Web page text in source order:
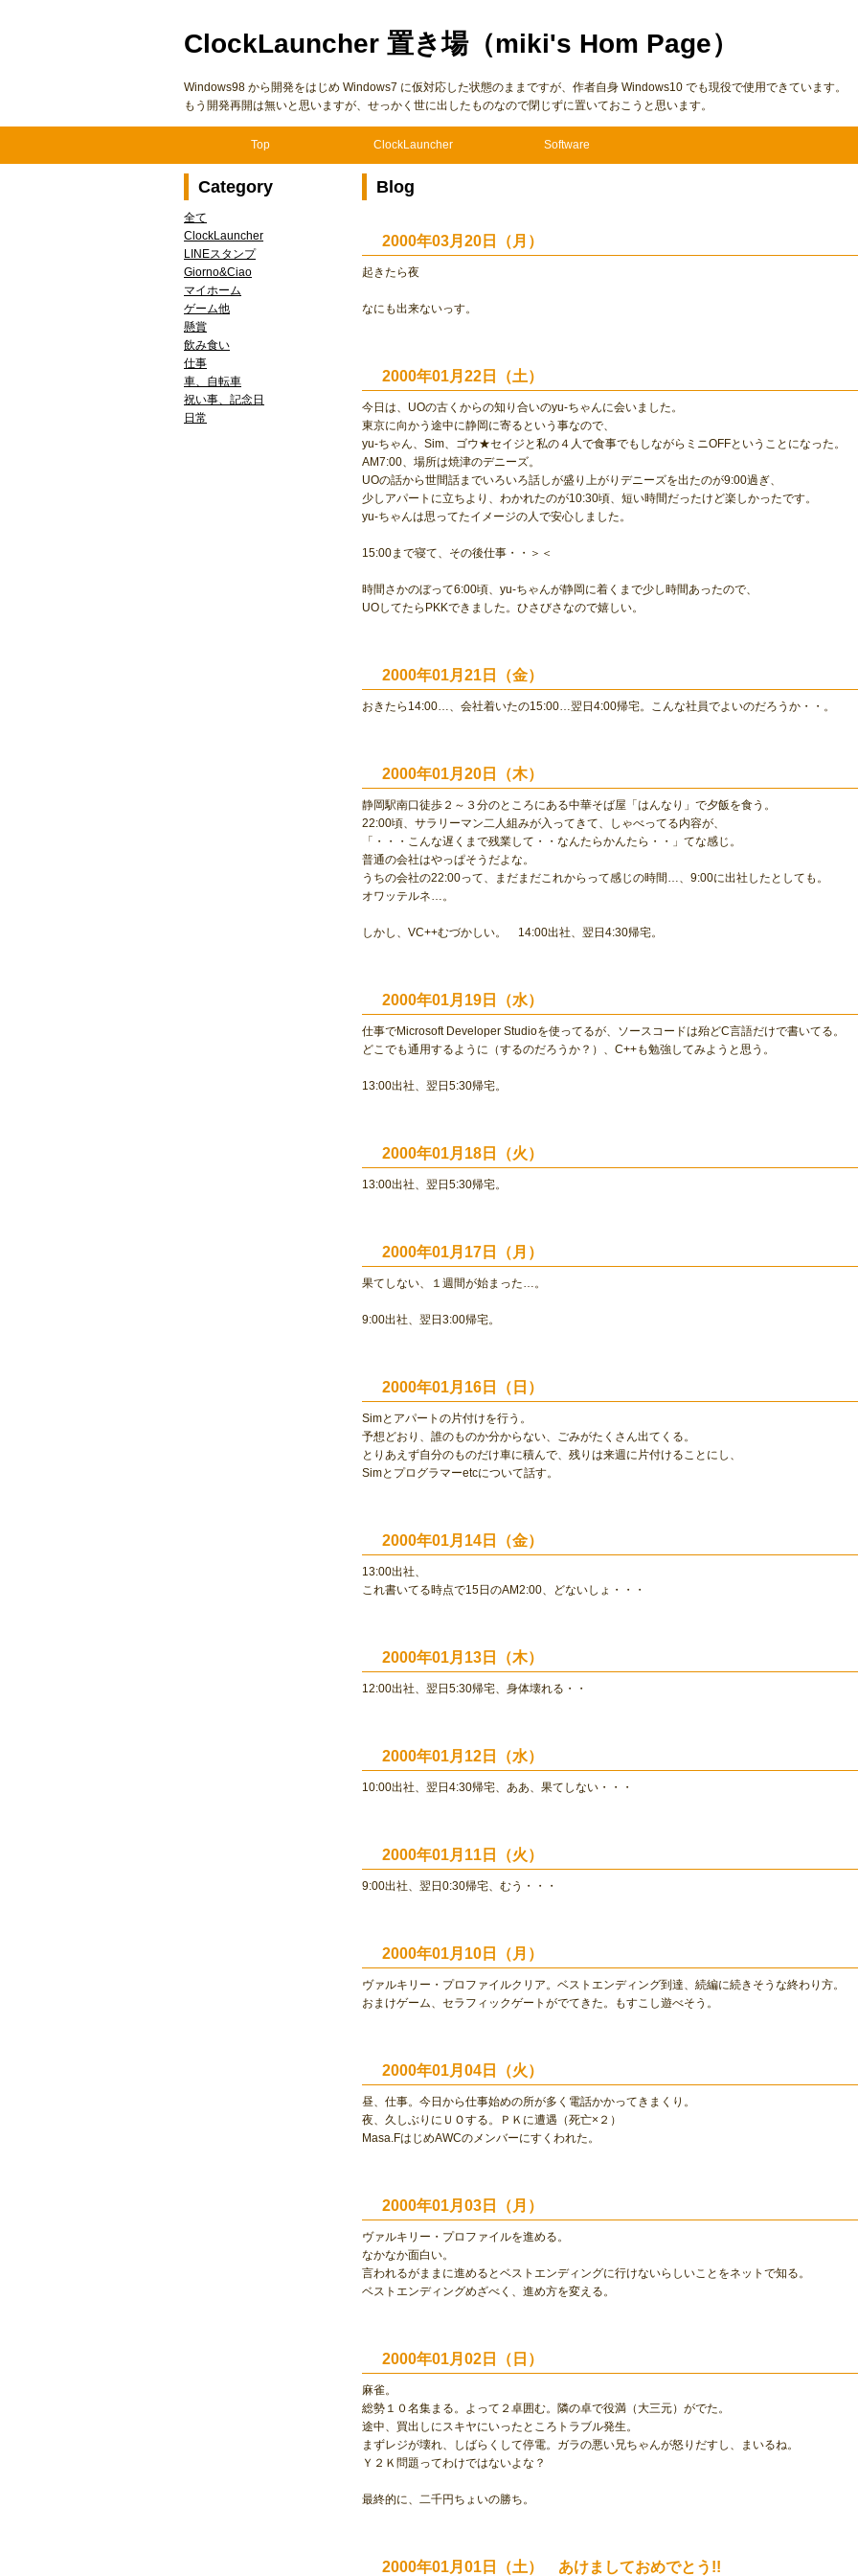
ClockLauncher 置き場（miki's Hom Page）
Windows98 から開発をはじめ Windows7 に仮対応した状態のままですが、作者自身 Windows10 でも現役で使用できています。
もう開発再開は無いと思いますが、せっかく世に出したものなので閉じずに置いておこうと思います。
Top ClockLauncher Software
Blog
2000年03月20日（月）
起きたら夜
なにも出来ないっす。
2000年01月22日（土）
今日は、UOの古くからの知り合いのyu-ちゃんに会いました。
東京に向かう途中に静岡に寄るという事なので、
yu-ちゃん、Sim、ゴウ★セイジと私の４人で食事でもしながらミニOFFということになった。
AM7:00、場所は焼津のデニーズ。
UOの話から世間話までいろいろ話しが盛り上がりデニーズを出たのが9:00過ぎ、
少しアパートに立ちより、わかれたのが10:30頃、短い時間だったけど楽しかったです。
yu-ちゃんは思ってたイメージの人で安心しました。
15:00まで寝て、その後仕事・・＞＜
時間さかのぼって6:00頃、yu-ちゃんが静岡に着くまで少し時間あったので、
UOしてたらPKKできました。ひさびさなので嬉しい。
2000年01月21日（金）
おきたら14:00…、会社着いたの15:00…翌日4:00帰宅。こんな社員でよいのだろうか・・。
2000年01月20日（木）
静岡駅南口徒歩２～３分のところにある中華そば屋「はんなり」で夕飯を食う。
22:00頃、サラリーマン二人組みが入ってきて、しゃべってる内容が、
「・・・こんな遅くまで残業して・・なんたらかんたら・・」てな感じ。
普通の会社はやっぱそうだよな。
うちの会社の22:00って、まだまだこれからって感じの時間…、9:00に出社したとしても。
オワッテルネ…。
しかし、VC++むづかしい。 14:00出社、翌日4:30帰宅。
2000年01月19日（水）
仕事でMicrosoft Developer Studioを使ってるが、ソースコードは殆どC言語だけで書いてる。
どこでも通用するように（するのだろうか？）、C++も勉強してみようと思う。
13:00出社、翌日5:30帰宅。
2000年01月18日（火）
13:00出社、翌日5:30帰宅。
2000年01月17日（月）
果てしない、１週間が始まった…。
9:00出社、翌日3:00帰宅。
2000年01月16日（日）
Simとアパートの片付けを行う。
予想どおり、誰のものか分からない、ごみがたくさん出てくる。
とりあえず自分のものだけ車に積んで、残りは来週に片付けることにし、
Simとプログラマーetcについて話す。
2000年01月14日（金）
13:00出社、
これ書いてる時点で15日のAM2:00、どないしょ・・・
2000年01月13日（木）
12:00出社、翌日5:30帰宅、身体壊れる・・
2000年01月12日（水）
10:00出社、翌日4:30帰宅、ああ、果てしない・・・
2000年01月11日（火）
9:00出社、翌日0:30帰宅、むう・・・
2000年01月10日（月）
ヴァルキリー・プロファイルクリア。ベストエンディング到達、続編に続きそうな終わり方。
おまけゲーム、セラフィックゲートがでてきた。もすこし遊べそう。
2000年01月04日（火）
昼、仕事。今日から仕事始めの所が多く電話かかってきまくり。
夜、久しぶりにＵＯする。ＰＫに遭遇（死亡×２）
Masa.FはじめAWCのメンバーにすくわれた。
2000年01月03日（月）
ヴァルキリー・プロファイルを進める。
なかなか面白い。
言われるがままに進めるとベストエンディングに行けないらしいことをネットで知る。
ベストエンディングめざべく、進め方を変える。
2000年01月02日（日）
麻雀。
総勢１０名集まる。よって２卓囲む。隣の卓で役満（大三元）がでた。
途中、買出しにスキヤにいったところトラブル発生。
まずレジが壊れ、しばらくして停電。ガラの悪い兄ちゃんが怒りだすし、まいるね。
Ｙ２Ｋ問題ってわけではないよな？
最終的に、二千円ちょいの勝ち。
2000年01月01日（土） あけましておめでとう!!
Category
全て
ClockLauncher
LINEスタンプ
Giorno&Ciao
マイホーム
ゲーム他
懸賞
飲み食い
仕事
車、自転車
祝い事、記念日
日常